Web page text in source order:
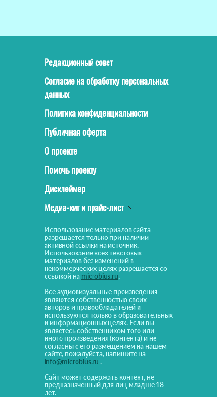
Редакционный совет
Согласие на обработку персональных
данных
Политика конфиденциальности
Публичная оферта
О проекте
Помочь проекту
Дисклеймер
Медиа-кит и прайс-лист
Использование материалов сайта
разрешается только при наличии
активной ссылки на источник.
Использование всех текстовых
материалов без изменений в
некоммерческих целях разрешается со
ссылкой на microbius.ru.
Все аудиовизуальные произведения
являются собственностью своих
авторов и правообладателей и
используются только в образовательных
и информационных целях. Если вы
являетесь собственником того или
иного произведения (контента) и не
согласны с его размещением на нашем
сайте, пожалуйста, напишите на
info@microbius.ru .
Сайт может содержать контент, не
предназначенный для лиц младше 18
лет.